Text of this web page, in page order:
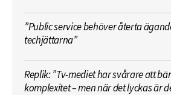
”Public service behöver återta
techjättarna”
Replik: ”Tv-mediet har svårare att
komplexitet – men när det lyckas är